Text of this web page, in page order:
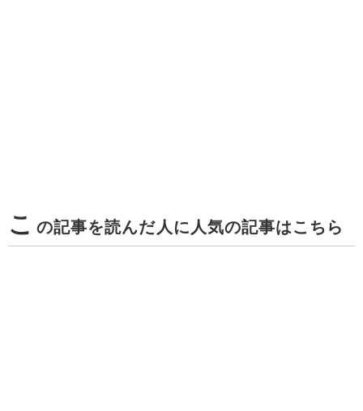
こ の記事を読んだ人に人気の記事はこちら